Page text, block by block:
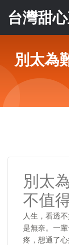
台灣甜
別太為
別太
不值
人生，看透
是無奈。一
疼，想通了